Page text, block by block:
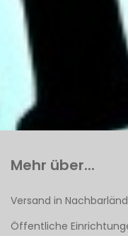
Mehr über...
Versand in
Öffentliche